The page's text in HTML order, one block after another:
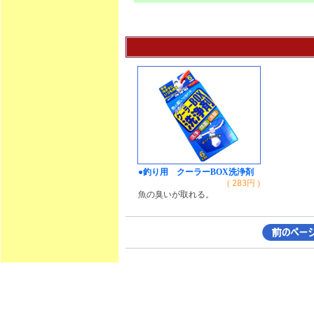
●釣り用 クーラーBOX洗浄剤
( 283円 )
魚の臭いが取れる。